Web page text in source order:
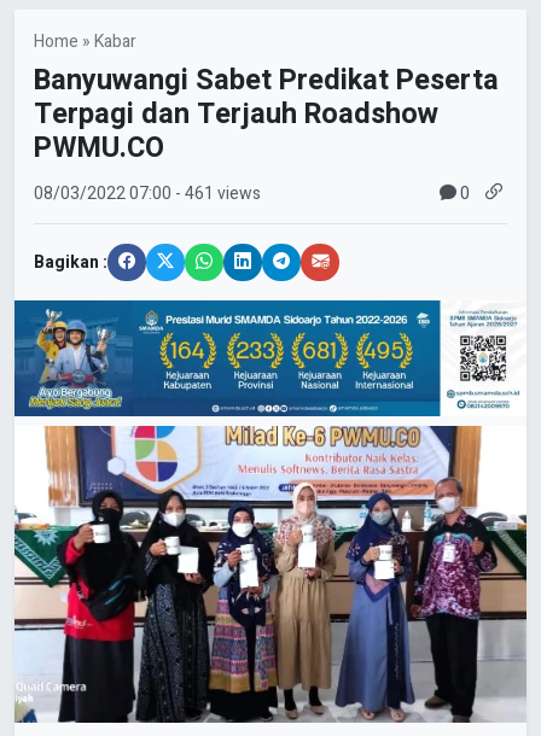
Home »Kabar
Banyuwangi Sabet Predikat Peserta
Terpagi dan Terjauh Roadshow
PWMU.CO
08/03/202207:00 - 461 views 0
Bagikan :